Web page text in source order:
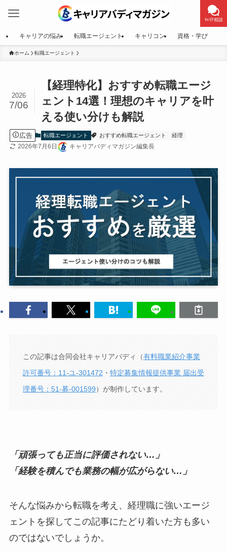
ｷｬﾘｱ相談
キャリアの悩み 転職エージェント キャリコン 資格・学び
ホーム 転職エージェント
【経理特化】おすすめ転職エージ
ェント14選！理想のキャリアを叶
える使い分けも解説
2026
7/06
広告 転職エージェント おすすめ転職エージェント 経理
2026年7月6日 キャリアバディマガジン編集長
この記事は合同会社キャリアバディ（有料職業紹介事業
許可番号：11-ユ-301472 ・ 特定募集情報提供事業 届出受
理番号：51-募-001599）が制作しています。
「頑張っても正当に評価されない…」
「経験を積んでも業務の幅が広がらない…」
そんな悩みから転職を考え、経理職に強いエージ
ェントを探してこの記事にたどり着いた方も多い
のではないでしょうか。